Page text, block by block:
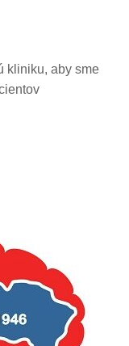
kliniku, aby sme